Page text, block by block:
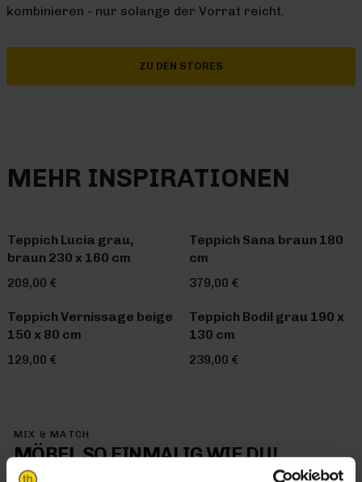
kombinieren - nur solange der Vorrat reicht.
ZU DEN STORES
MEHR INSPIRATIONEN
Teppich Lucia grau,
braun 230 x 160 cm
209,00 €
Teppich Sana braun 180
cm
379,00 €
Teppich Vernissage beige
150 x 80 cm
129,00 €
Teppich Bodil grau 190 x
130 cm
239,00 €
MIX & MATCH
MÖBEL SO EINMALIG WIE DU!
Mit Trendhopper Mix & Match kommt jetzt genau dein Stil in